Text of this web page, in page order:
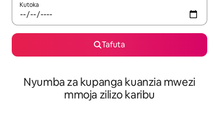
Kutoka
Tafuta
Nyumba za kupanga kuanzia mwezi
mmoja zilizo karibu